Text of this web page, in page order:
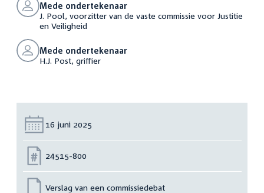
Mede ondertekenaar
J. Pool, voorzitter van de vaste commissie voor Justitie
en Veiligheid
Mede ondertekenaar
H.J. Post, griffier
Datum:
16 juni 2025
Nummer:
24515-800
Verslag van een commissiedebat